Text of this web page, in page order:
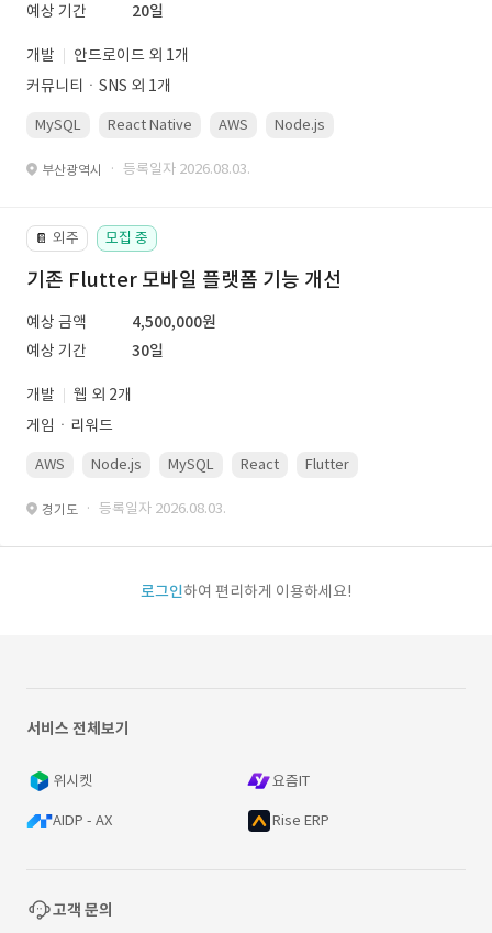
예상 기간
20일
개발
안드로이드 외 1개
커뮤니티ㆍSNS 외 1개
MySQL React Native AWS Node.js
부산광역시 · 등록일자 2026.08.03.
📔 외주 모집 중
기존 Flutter 모바일 플랫폼 기능 개선
예상 금액
4,500,000원
예상 기간
30일
개발
웹 외 2개
게임ㆍ리워드
AWS Node.js MySQL React Flutter
경기도 · 등록일자 2026.08.03.
로그인하여 편리하게 이용하세요!
서비스 전체보기
위시켓 요즘IT
AIDP - AX Rise ERP
고객 문의